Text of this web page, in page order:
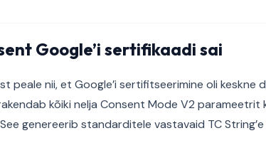
Google’i sertifikaadi sai
peale nii, et Google’i sertifitseerimine oli keskne
kõiki nelja Consent Mode V2 parameetrit
genereerib standarditele vastavaid TC